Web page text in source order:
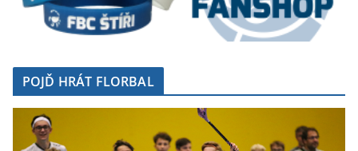
POJĎ HRÁT FLORBAL